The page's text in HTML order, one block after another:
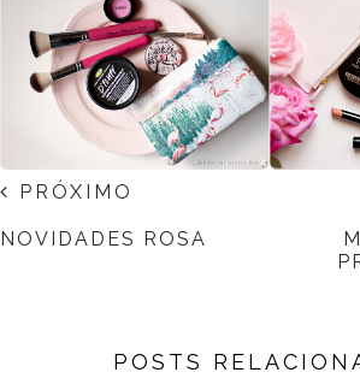
PRÓXIMO
NOVIDADES ROSA
POSTS